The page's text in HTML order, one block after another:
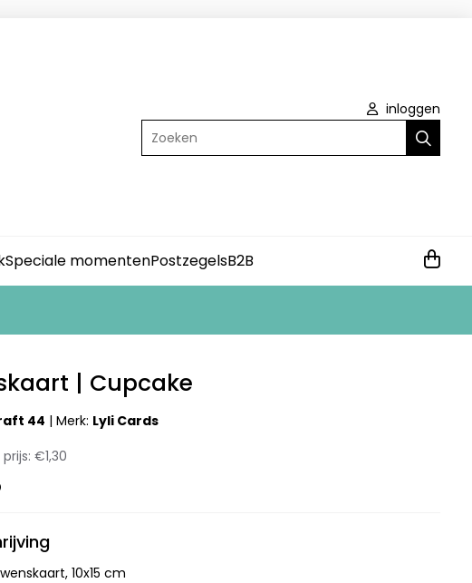
inloggen
Zoeken
Speciale momentenPostzegelsB2B
| Cupcake
44 |Merk: Lyli Cards
prijs:€1,30
10x15 cm